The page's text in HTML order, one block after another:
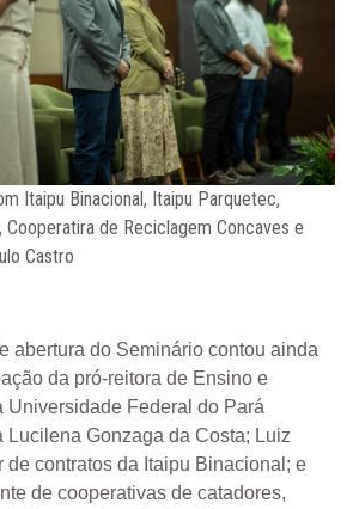
Itaipu Binacional, Itaipu Parquetec,
de Reciclagem Concaves e
Castro
abertura do Seminário contou ainda
da pró-reitora de Ensino e
Universidade Federal do Pará
Lucilena Gonzaga da Costa; Luiz
de contratos da Itaipu Binacional; e
de cooperativas de catadores,